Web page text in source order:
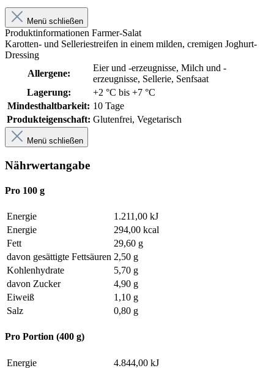
Menü schließen
Produktinformationen Farmer-Salat
Karotten- und Selleriestreifen in einem milden, cremigen Joghurt-
Dressing
Allergene:
Eier und -erzeugnisse, Milch und -
erzeugnisse, Sellerie, Senfsaat
Lagerung:
+2 °C bis +7 °C
Mindesthaltbarkeit: 10 Tage
Produkteigenschaft: Glutenfrei, Vegetarisch
Menü schließen
Nährwertangabe
Pro 100 g
Energie
1.211,00 kJ
Energie
294,00 kcal
Fett
29,60 g
davon gesättigte Fettsäuren 2,50 g
Kohlenhydrate
5,70 g
davon Zucker
4,90 g
Eiweiß
1,10 g
Salz
0,80 g
Pro Portion (400 g)
Energie
4.844,00 kJ